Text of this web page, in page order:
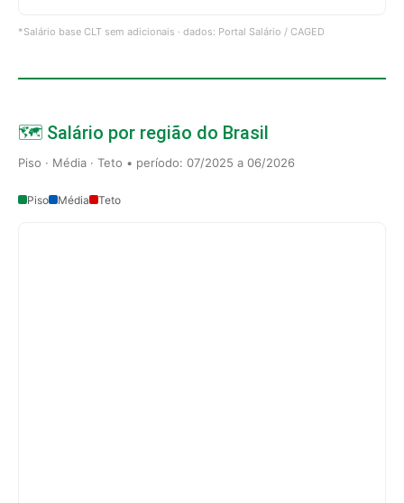
*Salário base CLT sem adicionais · dados: Portal Salário / CAGED
🗺️ Salário por região do Brasil
Piso · Média · Teto • período: 07/2025 a 06/2026
Piso Média Teto